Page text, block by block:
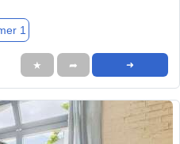
1
★ ➦ ➜